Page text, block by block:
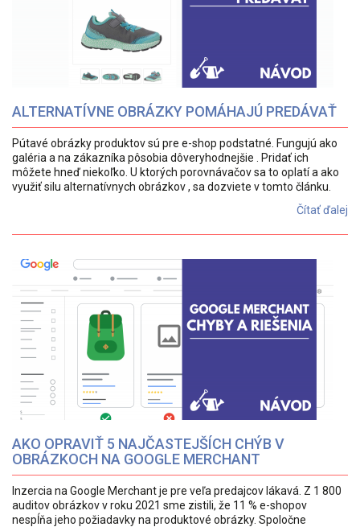
ALTERNATÍVNE OBRÁZKY POMÁHAJÚ PREDÁVAŤ
Pútavé obrázky produktov sú pre e-shop podstatné. Fungujú ako
galéria a na zákazníka pôsobia dôveryhodnejšie . Pridať ich
môžete hneď niekoľko. U ktorých porovnávačov sa to oplatí a ako
využiť silu alternatívnych obrázkov , sa dozviete v tomto článku.
Čítať ďalej
AKO OPRAVIŤ 5 NAJČASTEJŠÍCH CHÝB V
OBRÁZKOCH NA GOOGLE MERCHANT
Inzercia na Google Merchant je pre veľa predajcov lákavá. Z 1 800
auditov obrázkov v roku 2021 sme zistili, že 11 % e-shopov
nespĺňa jeho požiadavky na produktové obrázky. Spoločne